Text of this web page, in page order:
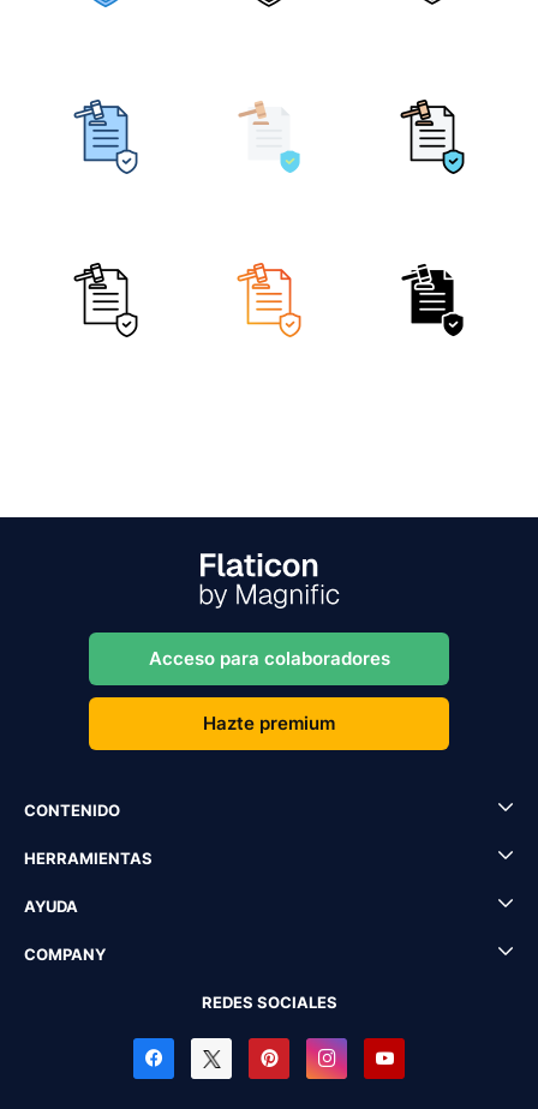
Acceso para colaboradores
Hazte premium
CONTENIDO
HERRAMIENTAS
AYUDA
COMPANY
REDES SOCIALES